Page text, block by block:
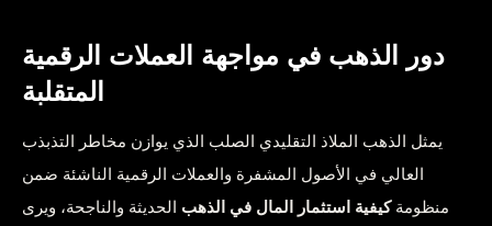
دور الذهب في مواجهة العملات الرقمية
المتقلبة
يمثل الذهب الملاذ التقليدي الصلب الذي يوازن مخاطر التذبذب
العالي في الأصول المشفرة والعملات الرقمية الناشئة ضمن
منظومةكيفية استثمار المال في الذهب الحديثة والناجحة، ويرى